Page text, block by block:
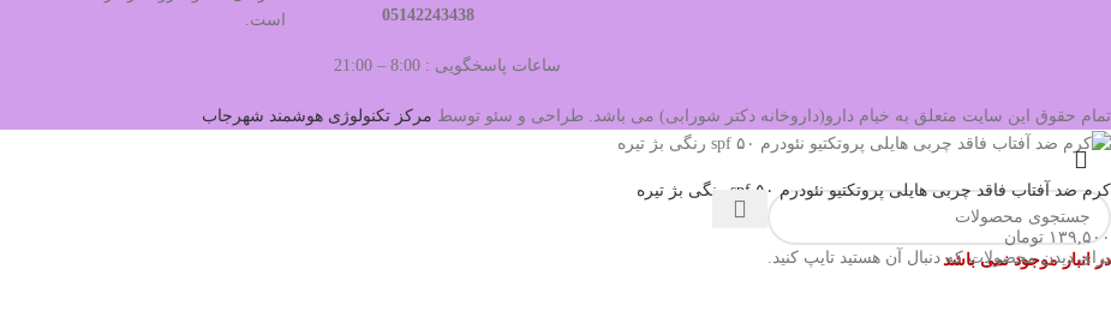
ساعات پاسخگویی : 8:00 – 21:00
است.
تمام حقوق این سایت متعلق به خیام دارو(داروخانه دکتر شورابی) می باشد. طراحی و سئو توسط مرکز تکنولوژی هوشمند شهرجاب
برای دیدن محصولات که دنبال آن هستید تایپ کنید.
کرم ضد آفتاب فاقد چربی هایلی پروتکتیو نئودرم spf ۵۰ رنگی بژ تیره
۱۳۹,۵۰۰ تومان
در انبار موجود نمی باشد